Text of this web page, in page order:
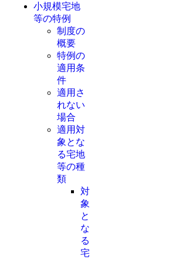
小規模宅地
等の特例
制度の
概要
特例の
適用条
件
適用さ
れない
場合
適用対
象とな
る宅地
等の種
類
対
象
と
な
る
宅